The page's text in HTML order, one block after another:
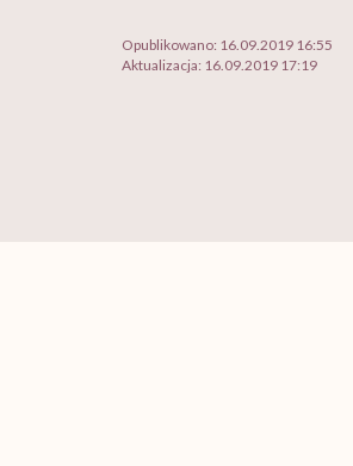
Opublikowano: 16.09.2019 16:55
Aktualizacja: 16.09.2019 17:19